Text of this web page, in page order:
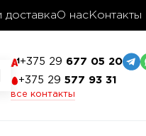
доставкаО нас Контакты
+375 29 677 05 20
+375 29 577 93 31
все контакты